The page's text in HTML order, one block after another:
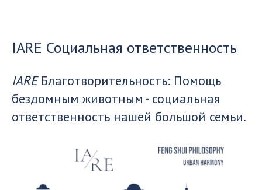
IARE Социальная ответственность
IAREБлаготворительность: Помощь
бездомным животным - социальная
ответственность нашей большой семьи.